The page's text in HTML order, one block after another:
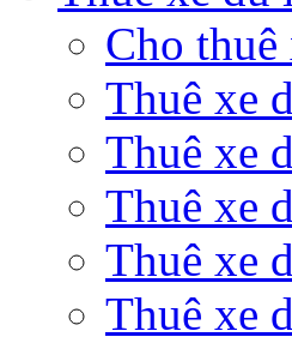
Cho thuê
Thuê xe
Thuê xe
Thuê xe
Thuê xe
Thuê xe